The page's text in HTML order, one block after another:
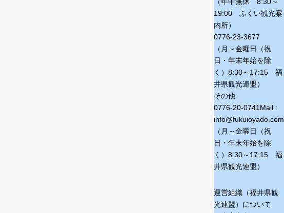
19:00 ふくい観光案
内所）
0776-23-3677
（月～金曜日（祝
日・年末年始を除
く） 8:30～17:15 福
井県観光連盟）
その他
0776-20-0741 Mail :
info@fukuioyado.com
（月～金曜日（祝
日・年末年始を除
く） 8:30～17:15 福
井県観光連盟）
運営組織（福井県観
光連盟）について